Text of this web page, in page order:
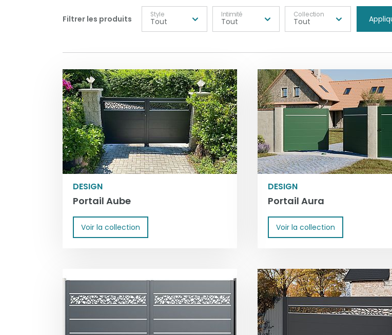
Filtrer les produits
Style
Tout
Intimité
Tout
Collection
Tout
DESIGN
Portail Aube
Voir la collection
DESIGN
Portail Aura
Voir la collection